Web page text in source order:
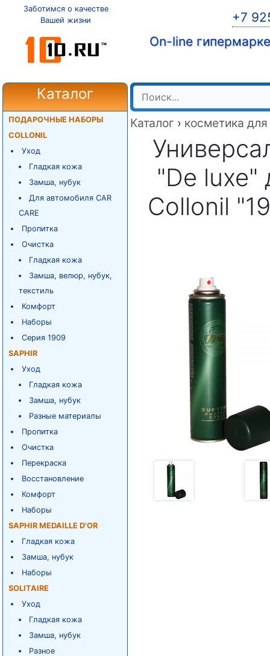
Заботимся о качестве
Вашей жизни
+7
On-line
Каталог
ПОДАРОЧНЫЕ НАБОРЫ
COLLONIL
Уход
Гладкая кожа
Замша, нубук
Для автомобиля CAR
CARE
Пропитка
Очистка
Гладкая кожа
Замша, велюр, нубук,
текстиль
Комфорт
Наборы
Серия 1909
SAPHIR
Уход
Гладкая кожа
Замша, нубук
Разные материалы
Пропитка
Очистка
Перекраска
Восстановление
Комфорт
Наборы
SAPHIR MEDAILLE D'OR
Гладкая кожа
Замша, нубук
Наборы
SOLITAIRE
Уход
Гладкая кожа
Замша, нубук
Разное
Каталог › косметика
"De luxe"
Collonil